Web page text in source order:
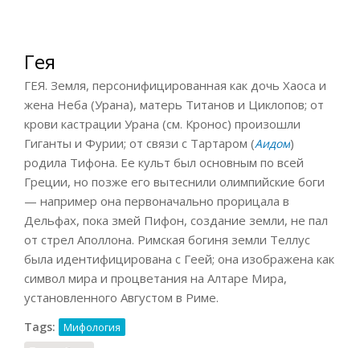
Гея
ГЕЯ. Земля, персонифицированная как дочь Хаоса и
жена Неба (Урана), матерь Титанов и Циклопов; от
крови кастрации Урана (см. Кронос) произошли
Гиганты и Фурии; от связи с Тартаром (Аидом)
родила Тифона. Ее культ был основным по всей
Греции, но позже его вытеснили олимпийские боги
— например она первоначально прорицала в
Дельфах, пока змей Пифон, создание земли, не пал
от стрел Аполлона. Римская богиня земли Теллус
была идентифицирована с Геей; она изображена как
символ мира и процветания на Алтаре Мира,
установленного Августом в Риме.
Tags: Мифология